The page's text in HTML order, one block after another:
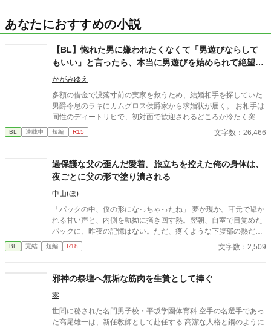
あなたにおすすめの小説
【BL】惚れた男に嫌われたくなくて「男遊びならして
もいい」と言ったら、本当に男遊びを始められて絶望し
ている侯爵令息の話
かがみゆえ
多額の借金で没落寸前の実家を救うため、結婚相手を探していた
男爵令息のラキにカムグロス侯爵家から求婚状が届く。 お相手は
同性のディートリヒで、初対面で歓迎されるどころか冷たく突き
放されてしまう。 『必要最低限関わるな』 『愛人を作るな』
『男遊びならしてもいい』 ディートリヒから実家の借金を完済す
め上手なラキの周りには可愛い令息が集まり、推し活状態に。 一
方、ディートリヒだけが嫉妬で胃を痛める日々。 ラキへの恋心を
BL 連載中 短編 R15 文字数：26,466
過保護な父の歪んだ愛着。旅立ちを控えた俺の身体は、
夜ごとに父の形で塗り潰される
中山(ほ)
「パックの中、僕の形になっちゃったね」 夢か現か。耳元で囁か
れる甘い声と、内側を執拗に掻き回す熱。翌朝、自室で目覚めた
パックに、昨夜の記憶はない。ただ、疼くような下腹部の熱だけ
が残っていた。 相談しようと向かった相手こそが、自分を侵食し
ている張本人だとも知らずに、パックは父の部屋の扉を開く。 こ
BL 完結 短編 R18 文字数：2,509
邪神の祭壇へ無垢な筋肉を生贄として捧ぐ
零
世間に秘された名門男子校・平坂学園体育科 空手の名選手であっ
た高尾雄一は、新任教師として赴任する 高潔な人格と鋼のように